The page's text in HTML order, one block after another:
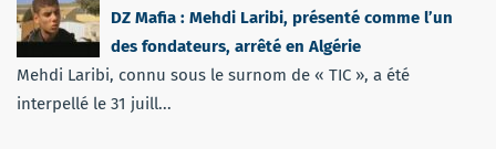
DZ Mafia : Mehdi Laribi, présenté comme l’un
des fondateurs, arrêté en Algérie
Mehdi Laribi, connu sous le surnom de « TIC », a été
interpellé le 31 juill...